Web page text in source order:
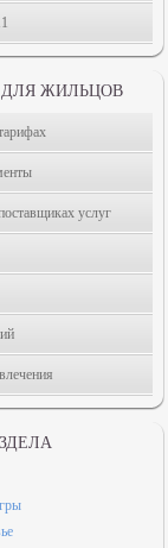
ЖИЛЬЦОВ
услуг